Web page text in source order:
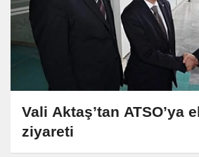
Vali Aktaş’tan ATSO’ya
ziyareti